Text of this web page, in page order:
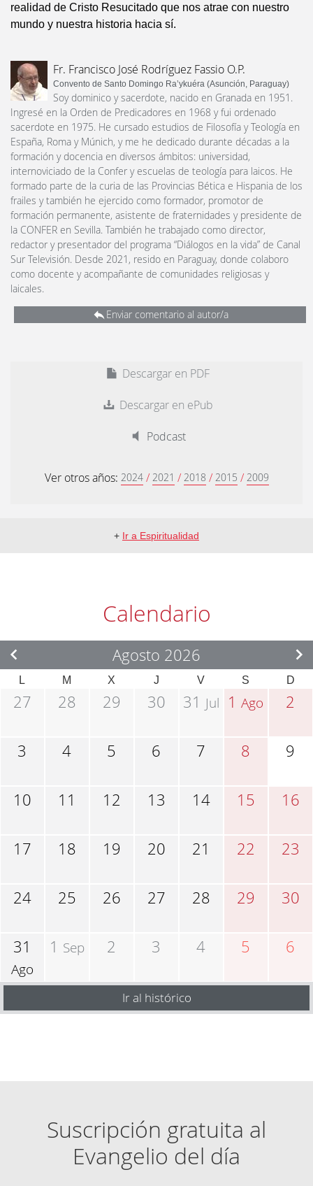
realidad de Cristo Resucitado que nos atrae con nuestro
mundo y nuestra historia hacia sí.
Fr. Francisco José Rodríguez Fassio O.P.
Convento de Santo Domingo Ra’ykuéra (Asunción, Paraguay)
Soy dominico y sacerdote, nacido en Granada en 1951.
Ingresé en la Orden de Predicadores en 1968 y fui ordenado
sacerdote en 1975. He cursado estudios de Filosofía y Teología en
España, Roma y Múnich, y me he dedicado durante décadas a la
formación y docencia en diversos ámbitos: universidad,
internoviciado de la Confer y escuelas de teología para laicos. He
formado parte de la curia de las Provincias Bética e Hispania de los
frailes y también he ejercido como formador, promotor de
formación permanente, asistente de fraternidades y presidente de
la CONFER en Sevilla. También he trabajado como director,
redactor y presentador del programa “Diálogos en la vida” de Canal
Sur Televisión. Desde 2021, resido en Paraguay, donde colaboro
como docente y acompañante de comunidades religiosas y
laicales.
Enviar comentario al autor/a
Descargar en PDF
Descargar en ePub
Podcast
Ver otros años: 2024 / 2021 / 2018 / 2015 / 2009
+ Ir a Espiritualidad
Calendario
Agosto 2026
L M X J V S D
27 28 29 30 31 Jul 1Ago 2
3 4 5 6 7 8 9
10 11 12 13 14 15 16
17 18 19 20 21 22 23
24 25 26 27 28 29 30
31
Ago
1 Sep 2 3 4 5 6
Ir al histórico
Suscripción gratuita al
Evangelio del día